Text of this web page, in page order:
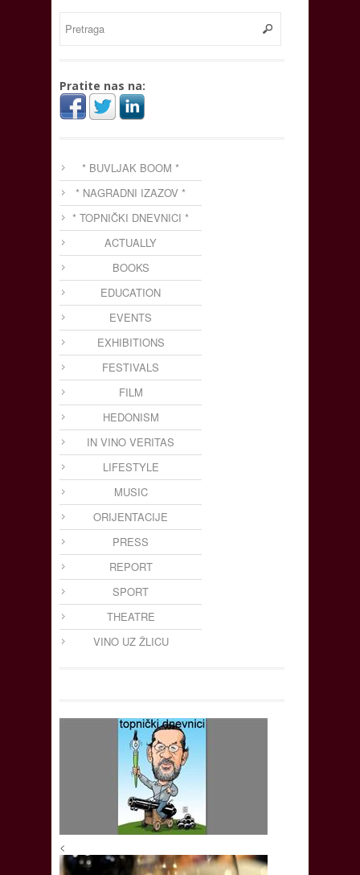
Pratite nas na:
* BUVLJAK BOOM *
* NAGRADNI IZAZOV *
* TOPNIČKI DNEVNICI *
ACTUALLY
BOOKS
EDUCATION
EVENTS
EXHIBITIONS
FESTIVALS
FILM
HEDONISM
IN VINO VERITAS
LIFESTYLE
MUSIC
ORIJENTACIJE
PRESS
REPORT
SPORT
THEATRE
VINO UZ ŽLICU
<